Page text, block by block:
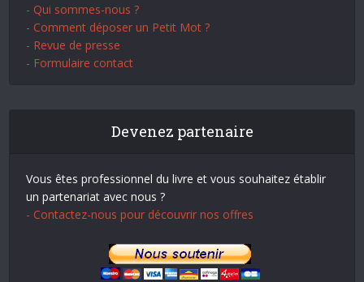
- Qui sommes-nous ?
- Comment déposer un Petit Mot ?
- Revue de presse
- Formulaire contact
Devenez partenaire
Vous êtes professionnel du livre et vous souhaitez établir
un partenariat avec nous ?
- Contactez-nous pour découvrir nos offres